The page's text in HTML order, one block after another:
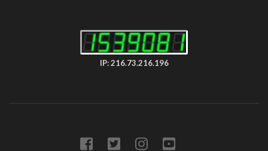
IP: 216.73.216.196